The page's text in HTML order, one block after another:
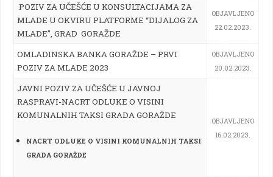
POZIV ZA UČEŠĆE U KONSULTACIJAMA ZA
MLADE U OKVIRU PLATFORME “DIJALOG ZA
MLADE”, GRAD GORAŽDE
OBJAVLJENO
22.02.2023.
OMLADINSKA BANKA GORAŽDE – PRVI
POZIV ZA MLADE 2023
OBJAVLJENO
20.02.2023.
JAVNI POZIV ZA UČEŠĆE U JAVNOJ
RASPRAVI-NACRT ODLUKE O VISINI
KOMUNALNIH TAKSI GRADA GORAŽDE
NACRT ODLUKE O VISINI KOMUNALNIH TAKSI
GRADA GORAŽDE
OBJAVLJENO
16.02.2023.